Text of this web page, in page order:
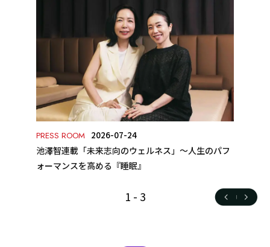
PRESS ROOM 2026-07-24
池澤智連載「未来志向のウェルネス」～人生のパフ
ォーマンスを高める『睡眠』
1 - 3